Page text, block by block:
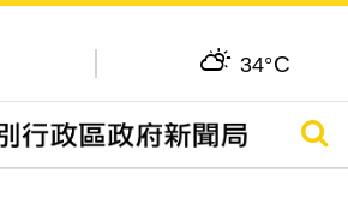
34°C
搜尋